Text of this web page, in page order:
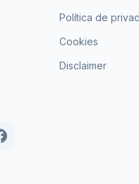
Política de
Cookies
Disclaimer